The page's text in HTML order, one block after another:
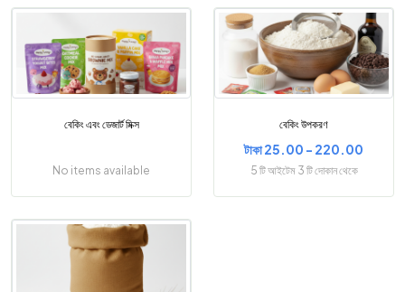
বেকিং এবং ডেজার্ট মিক্স
No items available
বেকিং উপকরণ
টাকা 25.00 - 220.00
5 টি আইটেম 3 টি দোকান থেকে